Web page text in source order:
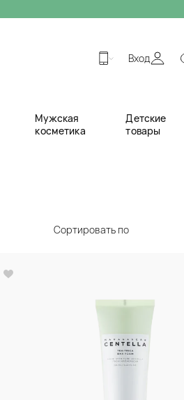
Вход
Мужская
косметика
Детские
товары
Сортировать по